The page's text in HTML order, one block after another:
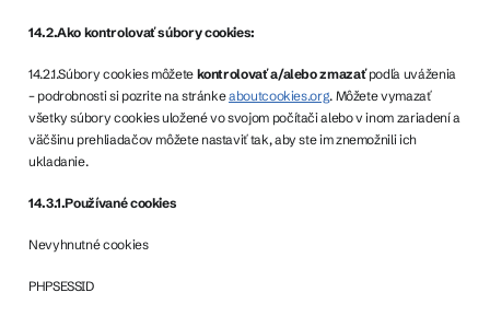
14.2.Ako kontrolovať súbory cookies:
14.2.1.Súbory cookies môžete kontrolovať a/alebo zmazaťpodľa uváženia
– podrobnosti si pozrite na stránkeaboutcookies.org. Môžete vymazať
všetky súbory cookies uložené vo svojom počítači alebo v inom zariadení a
väčšinu prehliadačov môžete nastaviť tak, aby ste im znemožnili ich
ukladanie.
14.3.1.Používané cookies
Nevyhnutné cookies
PHPSESSID